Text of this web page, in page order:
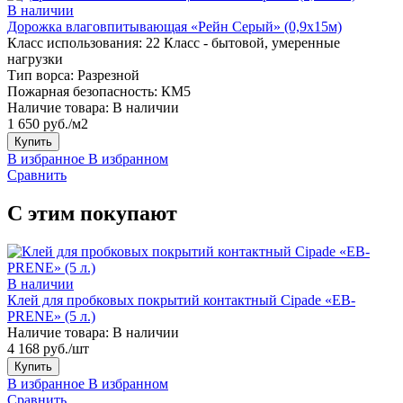
В наличии
Дорожка влаговпитывающая «Рейн Серый» (0,9х15м)
Класс использования: 22 Класс - бытовой, умеренные
нагрузки
Тип ворса: Разрезной
Пожарная безопасность: КМ5
Наличие товара: В наличии
1 650 руб./м2
Купить
В избранное В избранном
Сравнить
С этим покупают
В наличии
Клей для пробковых покрытий контактный Cipade «EB-
PRENE» (5 л.)
Наличие товара: В наличии
4 168 руб./шт
Купить
В избранное В избранном
Сравнить